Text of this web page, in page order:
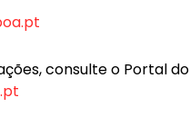
consulte o Portal do